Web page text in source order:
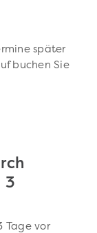
später
buchen Sie
3
Tage vor